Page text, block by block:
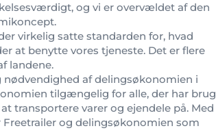
og vi er overvældet af den
virkelig satte standarden for, hvad
at benytte vores tjeneste. Det er flere
landene.
af delingsøkonomien i
tilgængelig for alle, der har brug
transportere varer og ejendele på. Med
og delingsøkonomien som